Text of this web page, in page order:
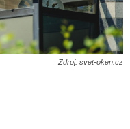
Zdroj: svet-oken.cz